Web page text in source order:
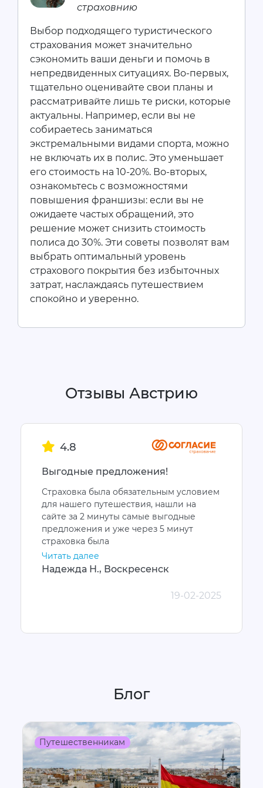
страховнию
Выбор подходящего туристического
страхования может значительно
сэкономить ваши деньги и помочь в
непредвиденных ситуациях. Во-первых,
тщательно оценивайте свои планы и
рассматривайте лишь те риски, которые
актуальны. Например, если вы не
собираетесь заниматься
экстремальными видами спорта, можно
не включать их в полис. Это уменьшает
его стоимость на 10-20%. Во-вторых,
ознакомьтесь с возможностями
повышения франшизы: если вы не
ожидаете частых обращений, это
решение может снизить стоимость
полиса до 30%. Эти советы позволят вам
выбрать оптимальный уровень
страхового покрытия без избыточных
затрат, наслаждаясь путешествием
спокойно и уверенно.
Отзывы Австрию
4.8
Выгодные предложения!
Страховка была обязательным условием
для нашего путешествия, нашли на
сайте за 2 минуты самые выгодные
предложения и уже через 5 минут
страховка была
Читать далее
Надежда Н., Воскресенск
19-02-2025
Блог
Путешественникам